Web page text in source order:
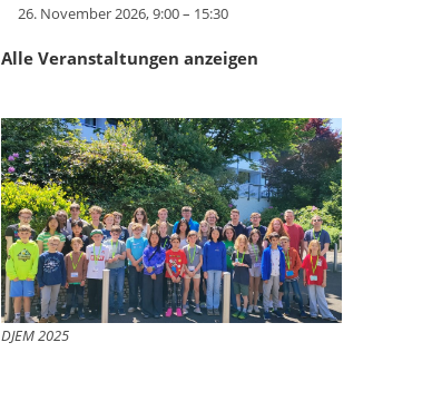
26. November 2026, 9:00– 15:30
Alle Veranstaltungen anzeigen
DJEM 2025